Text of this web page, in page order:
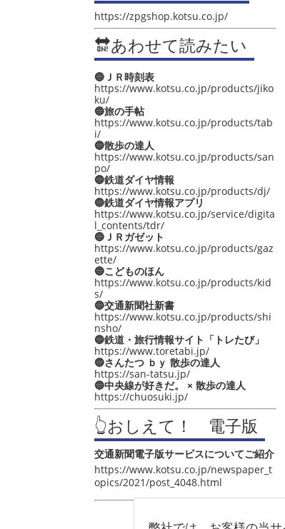
https://zpgshop.kotsu.co.jp/
🔛あわせて読みたい
🔵ＪＲ時刻表
https://www.kotsu.co.jp/products/jiko
ku/
🔵旅の手帖
https://www.kotsu.co.jp/products/tab
i/
🔵散歩の達人
https://www.kotsu.co.jp/products/san
po/
🔵鉄道ダイヤ情報
https://www.kotsu.co.jp/products/dj/
🔵鉄道ダイヤ情報アプリ
https://www.kotsu.co.jp/service/digita
l_contents/tdr/
🔵ＪＲガゼット
https://www.kotsu.co.jp/products/gaz
ette/
🔵こどものほん
https://www.kotsu.co.jp/products/kid
s/
🔵交通新聞社新書
https://www.kotsu.co.jp/products/shi
nsho/
🔵鉄道・旅行情報サイト「トレたび」
https://www.toretabi.jp/
🔵さんたつ ｂｙ 散歩の達人
https://san-tatsu.jp/
🔵中央線が好きだ。 × 散歩の達人
https://chuosuki.jp/
👆おしえて！ 電子版
交通新聞電子版サービスについてご紹介
https://www.kotsu.co.jp/newspaper_t
opics/2021/post_4048.html